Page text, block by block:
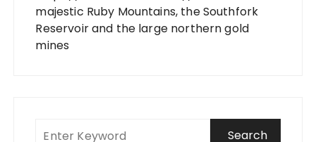
majestic Ruby Mountains, the Southfork
Reservoir and the large northern gold
mines